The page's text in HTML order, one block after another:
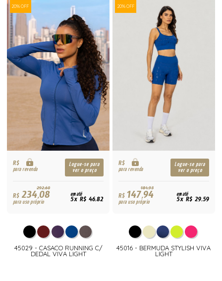
20% OFF
R$
para revenda
Logue-se para
ver o preço
292,60
R$234,08
para uso próprio
em até
5x R$ 46,82
45029 - CASACO RUNNING C/
DEDAL VIVA LIGHT
20% OFF
R$
para revenda
Logue-se para
ver o preço
184,93
R$147,94
para uso próprio
em até
5x R$ 29,59
45016 - BERMUDA STYLISH VIVA
LIGHT